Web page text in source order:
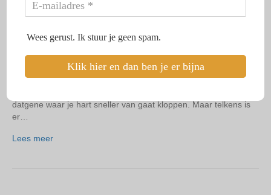
tweelingen
Inleiding “Ik wil wel… maar eerst moet ik nog…” Misschien
herken je die zin. Je wilt graag een andere baan. Je droomt
ervan om een eigen praktijk te starten. Je wilt meer van jezelf
datgene waar je hart sneller van gaat kloppen. Maar telkens is
er…
Lees meer
Wees gerust. Ik stuur je geen spam.
Klik hier en dan ben je er bijna